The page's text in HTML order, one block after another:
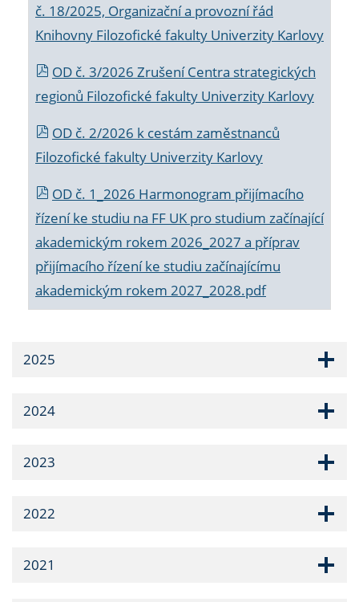
č. 18/2025, Organizační a provozní řád
Knihovny Filozofické fakulty Univerzity Karlovy
OD č. 3/2026 Zrušení Centra strategických
regionů Filozofické fakulty Univerzity Karlovy
OD č. 2/2026 k cestám zaměstnanců
Filozofické fakulty Univerzity Karlovy
OD č. 1_2026 Harmonogram přijímacího
řízení ke studiu na FF UK pro studium začínající
akademickým rokem 2026_2027 a příprav
přijímacího řízení ke studiu začínajícímu
akademickým rokem 2027_2028.pdf
2025
2024
2023
2022
2021